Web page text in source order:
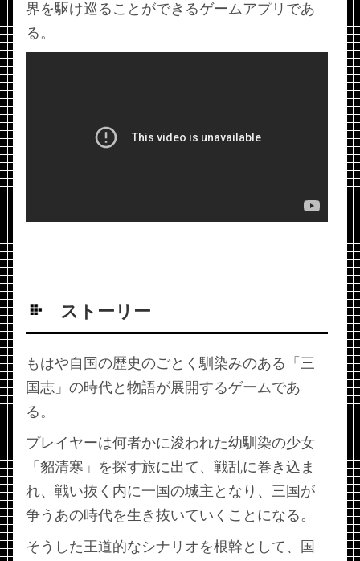
界を駆け巡ることができるゲームアプリであ
る。
ストーリー
もはや自国の歴史のごとく馴染みのある「三
国志」の時代と物語が展開するゲームであ
る。
プレイヤーは何者かに浚われた幼馴染の少女
「貂清寒」を探す旅に出て、戦乱に巻き込ま
れ、戦い抜く内に一国の城主となり、三国が
争うあの時代を生き抜いていくことになる。
そうした王道的なシナリオを根幹として、国